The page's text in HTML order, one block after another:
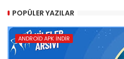
POPÜLER YAZILAR
ANDROID APK İNDIR